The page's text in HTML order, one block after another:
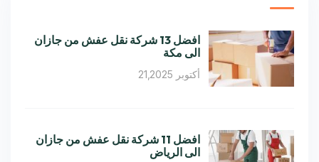
افضل 13 شركة نقل عفش من جازان
الى مكة
أكتوبر 21,2025
افضل 11 شركة نقل عفش من جازان
الى الرياض